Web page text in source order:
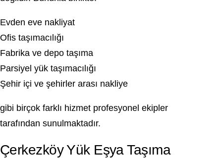
Evden eve nakliyat
Ofis taşımacılığı
Fabrika ve depo taşıma
Parsiyel yük taşımacılığı
Şehir içi ve şehirler arası nakliye
gibi birçok farklı hizmet profesyonel ekipler
tarafından sunulmaktadır.
Çerkezköy Yük Eşya Taşıma